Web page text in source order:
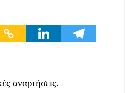
αναρτήσεις.